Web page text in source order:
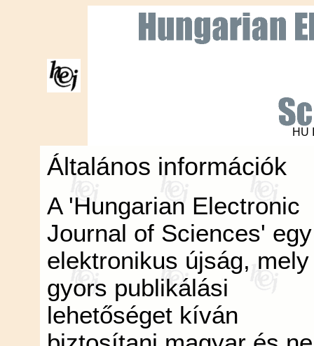
HU
Általános információk
A 'Hungarian Electronic
Journal of Sciences' egy
elektronikus újság, mely
gyors publikálási
lehetőséget kíván